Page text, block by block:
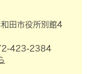
田市役所別館4
423-2384